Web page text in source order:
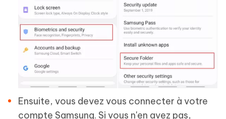
Ensuite, vous devez vous connecter à votre
compte Samsung. Si vous n'en avez pas,